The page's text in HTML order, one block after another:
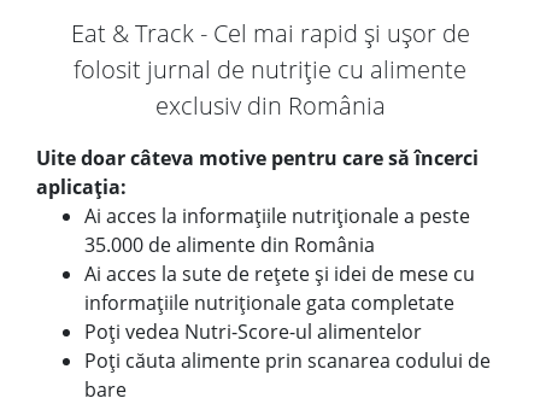
Eat & Track - Cel mai rapid și ușor de
folosit jurnal de nutriție cu alimente
exclusiv din România
Uite doar câteva motive pentru care să încerci
aplicația:
Ai acces la informațiile nutriționale a peste
35.000 de alimente din România
Ai acces la sute de rețete și idei de mese cu
informațiile nutriționale gata completate
Poți vedea Nutri-Score-ul alimentelor
Poți căuta alimente prin scanarea codului de
bare